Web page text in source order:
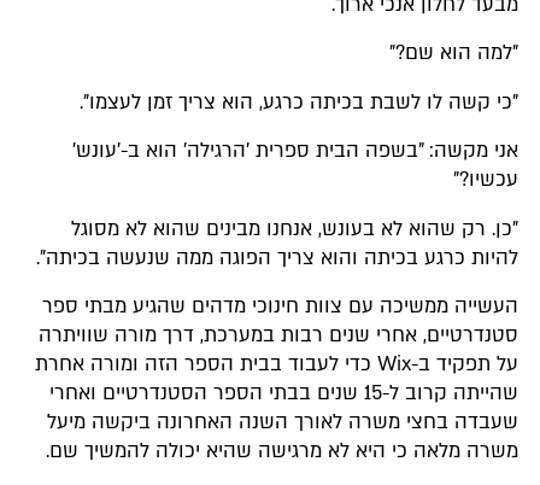
"למה הוא שם?"
"כי קשה לו לשבת בכיתה כרגע, הוא צריך זמן לעצמו".
אני מקשה: "בשפה הבית ספרית 'הרגילה' הוא ב-'עונש'
עכשיו?"
"כן. רק שהוא לא בעונש, אנחנו מבינים שהוא לא מסוגל
להיות כרגע בכיתה והוא צריך הפוגה ממה שנעשה בכיתה".
העשייה ממשיכה עם צוות חינוכי מדהים שהגיע מבתי ספר
סטנדרטיים, אחרי שנים רבות במערכת, דרך מורה שוויתרה
על תפקיד ב-Wix כדי לעבוד בבית הספר הזה ומורה אחרת
שהייתה קרוב ל-15 שנים בבתי הספר הסטנדרטיים ואחרי
שעבדה בחצי משרה לאורך השנה האחרונה ביקשה מיעל
משרה מלאה כי היא לא מרגישה שהיא יכולה להמשיך שם.